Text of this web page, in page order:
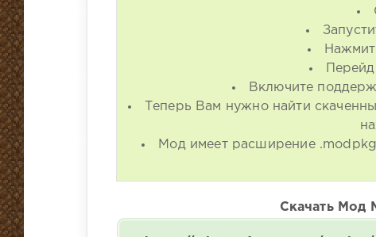
Включите
Теперь Вам нужно найти
Мод имеет расширение
Скачать Мод